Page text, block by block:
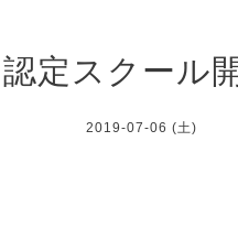
認定スクール
2019-07-06 (土)